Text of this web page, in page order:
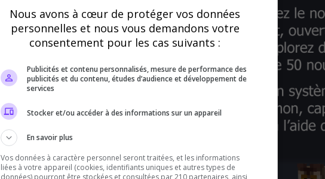
Nous avons à cœur de protéger vos données
personnelles et nous vous demandons votre
consentement pour les cas suivants :
Publicités et contenu personnalisés, mesure de performance des
publicités et du contenu, études d’audience et développement de
services
Stocker et/ou accéder à des informations sur un appareil
En savoir plus
Vos données à caractère personnel seront traitées, et les informations
liées à votre appareil (cookies, identifiants uniques et autres types de
données) pourront être stockées et consultées par 210 partenaires, ainsi